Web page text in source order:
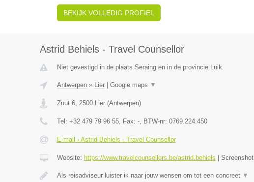
BEKIJK VOLLEDIG PROFIEL
Astrid Behiels - Travel Counsellor
Niet gevestigd in de plaats Seraing en in de provincie Luik.
Antwerpen» Lier| Google maps ▼
Zuut 6, 2500 Lier(Antwerpen)
Tel: +32 479 79 96 55, Fax: -, BTW-nr: 0769.224.450
E-mail › Astrid Behiels - Travel Counsellor
Website: https://www.travelcounsellors.be/astrid.behiels Screenshot
Als reisadviseur luister ik naar jouw wensen om tot een concreet ▼